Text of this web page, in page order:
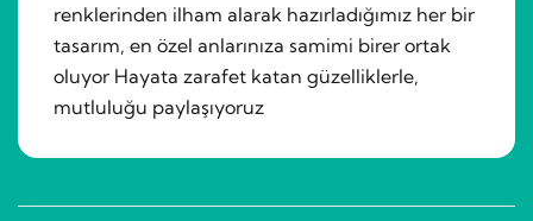
renklerinden ilham alarak hazırladığımız her bir
tasarım, en özel anlarınıza samimi birer ortak
oluyor Hayata zarafet katan güzelliklerle,
mutluluğu paylaşıyoruz